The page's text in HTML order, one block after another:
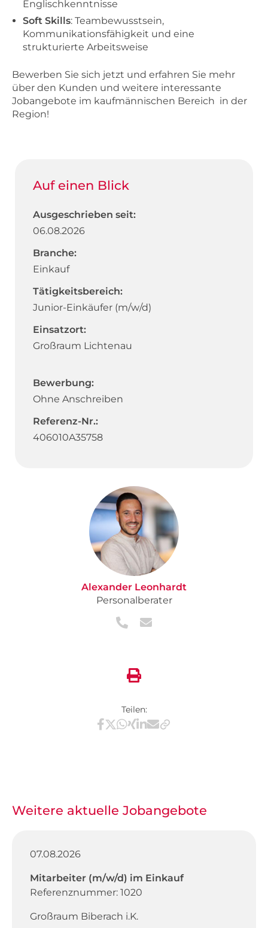
Englischkenntnisse
Soft Skills: Teambewusstsein,
Kommunikationsfähigkeit und eine
strukturierte Arbeitsweise
Bewerben Sie sich jetzt und erfahren Sie mehr
über den Kunden und weitere interessante
Jobangebote im kaufmännischen Bereich in der
Region!
Auf einen Blick
Ausgeschrieben seit:
06.08.2026
Branche:
Einkauf
Tätigkeitsbereich:
Junior-Einkäufer (m/w/d)
Einsatzort:
Großraum Lichtenau
Bewerbung:
Ohne Anschreiben
Referenz-Nr.:
406010A35758
Alexander Leonhardt
Personalberater
Teilen:
Teilen via Facebook
Teilen via X / Twitter
Teilen via WhatsApp
Teilen via Xing
Teilen via LinkedIn
Teilen via E-Mail
Weitere aktuelle Jobangebote
07.08.2026
Mitarbeiter (m/w/d) im Einkauf
Referenznummer: 1020
Großraum Biberach i.K.